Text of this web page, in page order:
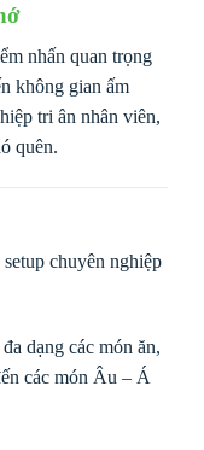
nhấn quan trọng
không gian ấm
tri ân nhân viên,
quên.
chuyên nghiệp
dạng các món ăn,
các món Âu – Á